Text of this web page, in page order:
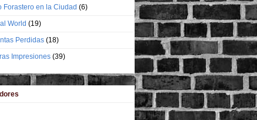
Forastero en la Ciudad (6)
World (19)
Perdidas (18)
Impresiones (39)